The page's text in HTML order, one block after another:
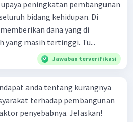
peningkatan pembangunan
bidang kehidupan. Di
dana yang di
yang masih tertinggi. Tu...
Jawaban terverifikasi
anda tentang kurangnya
terhadap pembangunan
penyebabnya. Jelaskan!